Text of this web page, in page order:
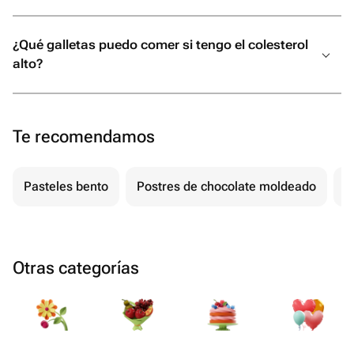
¿Qué galletas puedo comer si tengo el colesterol
alto?
Te recomendamos
Pasteles bento Postres de chocolate moldeado
Otras categorías